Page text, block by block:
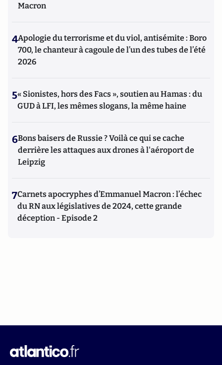
Macron
4Apologie du terrorisme et du viol, antisémite : Boro
700, le chanteur à cagoule de l’un des tubes de l’été
2026
5« Sionistes, hors des Facs », soutien au Hamas : du
GUD à LFI, les mêmes slogans, la même haine
6Bons baisers de Russie ? Voilà ce qui se cache
derrière les attaques aux drones à l'aéroport de
Leipzig
7Carnets apocryphes d’Emmanuel Macron : l’échec
du RN aux législatives de 2024, cette grande
déception - Episode 2